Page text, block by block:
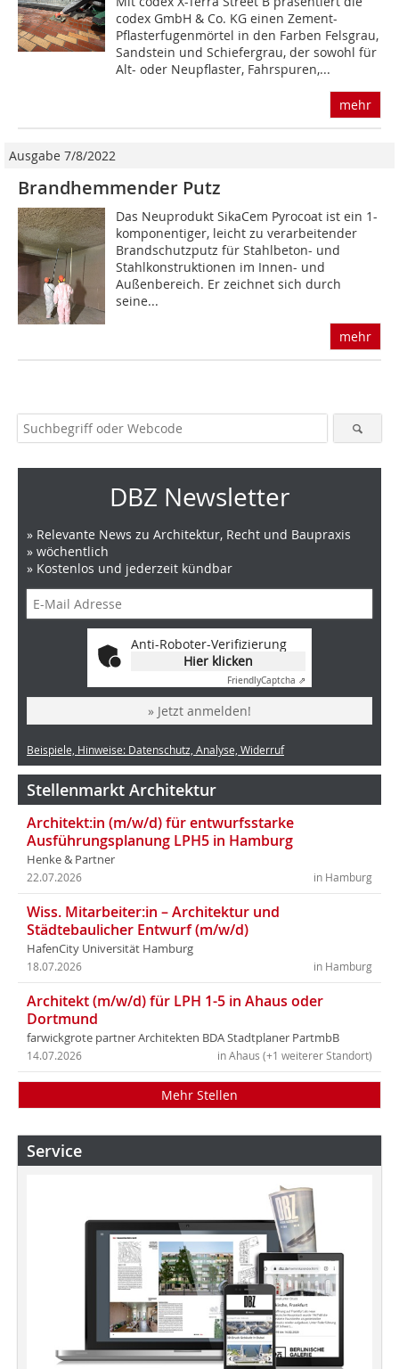
codex GmbH & Co. KG einen Zement-
Pflasterfugenmörtel in den Farben Felsgrau,
Sandstein und Schiefergrau, der sowohl für
Alt- oder Neupflaster, Fahrspuren,...
mehr
Ausgabe 7/8/2022
Brandhemmender Putz
Das Neuprodukt SikaCem Pyrocoat ist ein 1-
komponentiger, leicht zu verarbeitender
Brandschutzputz für Stahlbeton- und
Stahlkonstruktionen im Innen- und
Außenbereich. Er zeichnet sich durch
seine...
mehr
DBZ Newsletter
» Relevante News zu Architektur, Recht und Baupraxis
» wöchentlich
» Kostenlos und jederzeit kündbar
Anti-Roboter-Verifizierung
Hier klicken
FriendlyCaptcha ⇗
» Jetzt anmelden!
Beispiele, Hinweise: Datenschutz, Analyse, Widerruf
Stellenmarkt Architektur
Architekt:in (m/w/d) für entwurfsstarke
Ausführungsplanung LPH5 in Hamburg
Henke & Partner
in Hamburg
22.07.2026
Wiss. Mitarbeiter:in – Architektur und
Städtebaulicher Entwurf (m/w/d)
HafenCity Universität Hamburg
in Hamburg
18.07.2026
Architekt (m/w/d) für LPH 1-5 in Ahaus oder
Dortmund
farwickgrote partner Architekten BDA Stadtplaner PartmbB
in Ahaus (+1 weiterer Standort)
14.07.2026
Mehr Stellen
Service